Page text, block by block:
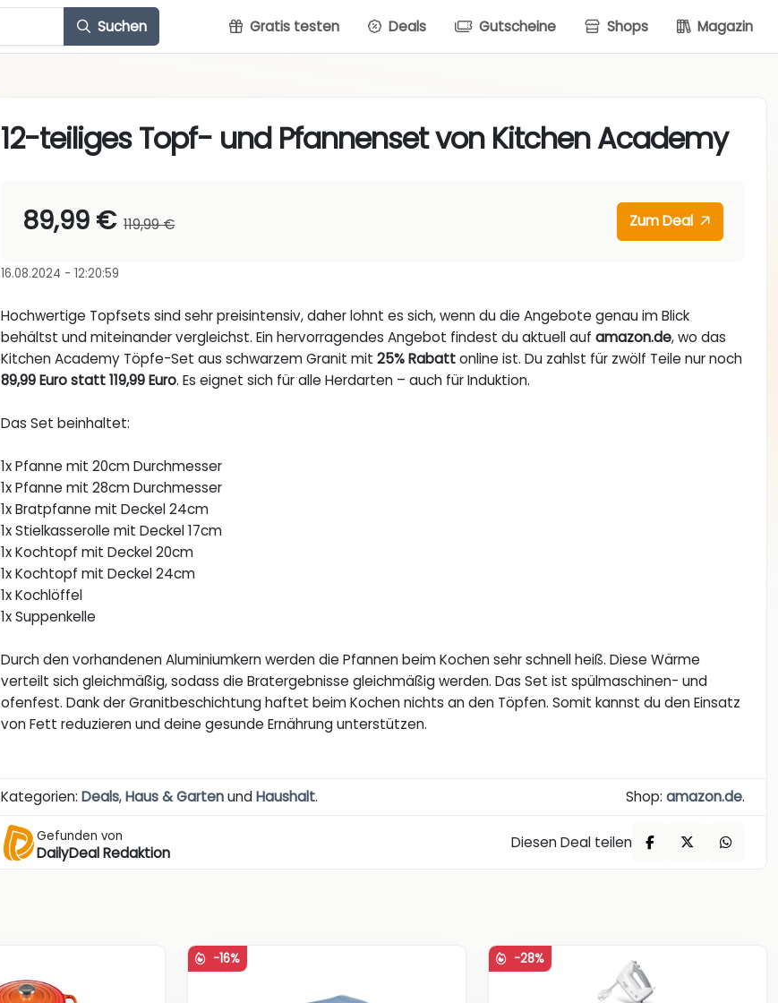
Suchen Gratis testen Deals Gutscheine Shops Magazin
12-teiliges Topf- und Pfannenset von Kitchen Academy
89,99 € 119,99 € Zum Deal
16.08.2024 - 12:20:59
Hochwertige Topfsets sind sehr preisintensiv, daher lohnt es sich, wenn du die Angebote genau im Blick
behältst und miteinander vergleichst. Ein hervorragendes Angebot findest du aktuell aufamazon.de, wo das
Kitchen Academy Töpfe-Set aus schwarzem Granit mit25% Rabattonline ist. Du zahlst für zwölf Teile nur noch
89,99 Euro statt 119,99 Euro. Es eignet sich für alle Herdarten – auch für Induktion.
Das Set beinhaltet:
1x Pfanne mit 20cm Durchmesser
1x Pfanne mit 28cm Durchmesser
1x Bratpfanne mit Deckel 24cm
1x Stielkasserolle mit Deckel 17cm
1x Kochtopf mit Deckel 20cm
1x Kochtopf mit Deckel 24cm
1x Kochlöffel
1x Suppenkelle
Durch den vorhandenen Aluminiumkern werden die Pfannen beim Kochen sehr schnell heiß. Diese Wärme
verteilt sich gleichmäßig, sodass die Bratergebnisse gleichmäßig werden. Das Set ist spülmaschinen- und
ofenfest. Dank der Granitbeschichtung haftet beim Kochen nichts an den Töpfen. Somit kannst du den Einsatz
von Fett reduzieren und deine gesunde Ernährung unterstützen.
Kategorien:Deals,Haus & GartenundHaushalt. Shop: amazon.de.
Gefunden von
DailyDeal Redaktion
Diesen Deal teilen
-16% -28%